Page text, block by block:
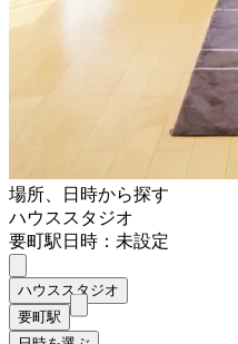
場所、日時から探す
ハウススタジオ
要町駅日時：未設定
ハウススタジオ
要町駅